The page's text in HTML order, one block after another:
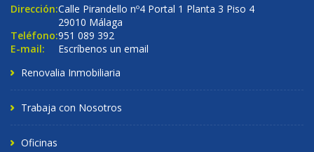
Dirección:Calle Pirandello nº4 Portal 1 Planta 3 Piso 4
29010 Málaga
Teléfono:951 089 392
E-mail:
Escríbenos un email
Renovalia Inmobiliaria
Trabaja con Nosotros
Oficinas